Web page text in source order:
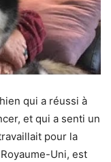
qui a réussi à
et qui a senti un
pour la
Uni, est